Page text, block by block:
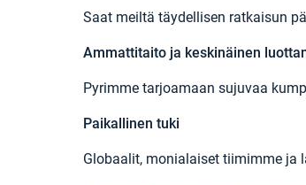
Saat meiltä täydellisen ratkaisun
Ammattitaito ja keskinäinen
Pyrimme tarjoamaan sujuvaa
Paikallinen tuki
Globaalit, monialaiset tiimimme ja